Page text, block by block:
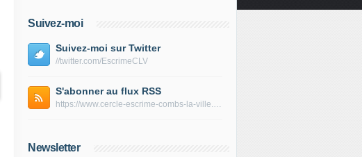
Suivez-moi
Suivez-moi sur Twitter
//twitter.com/EscrimeCLV
S'abonner au flux RSS
https://www.cercle-escrime-combs-la-ville.fr/rss
Newsletter